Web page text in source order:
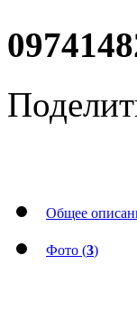
Общее
Фото (3)